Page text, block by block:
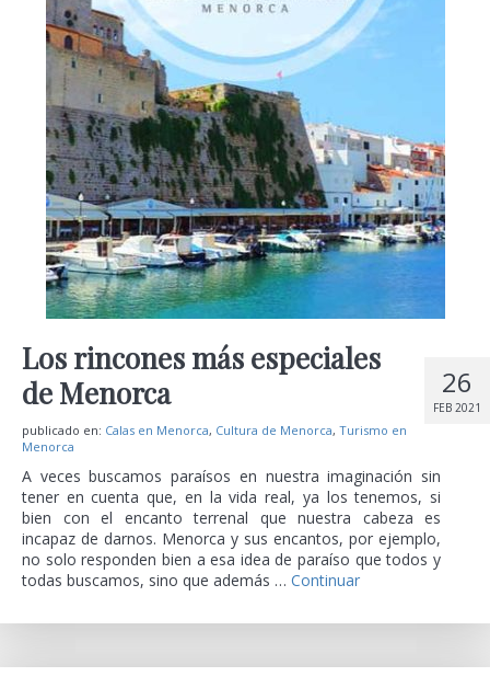
26
FEB 2021
Los rincones más especiales
de Menorca
publicado en: Calas en Menorca, Cultura de Menorca, Turismo en
Menorca
A veces buscamos paraísos en nuestra imaginación sin
tener en cuenta que, en la vida real, ya los tenemos, si
bien con el encanto terrenal que nuestra cabeza es
incapaz de darnos. Menorca y sus encantos, por ejemplo,
no solo responden bien a esa idea de paraíso que todos y
todas buscamos, sino que además … Continuar